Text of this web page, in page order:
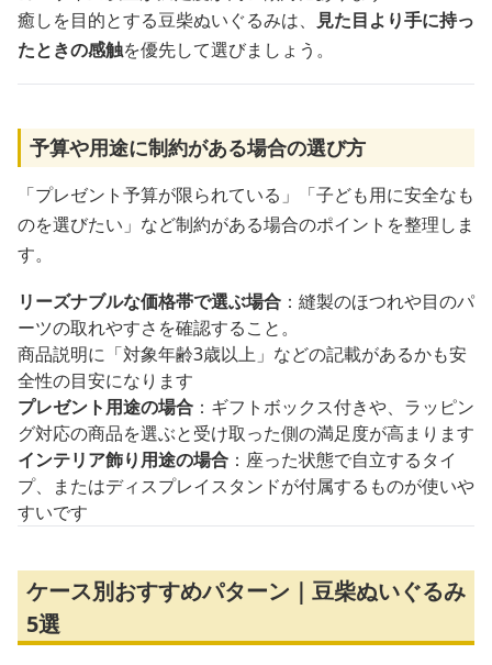
癒しを目的とする豆柴ぬいぐるみは、 見た目より手に持っ
たときの感触を優先して選びましょう。
予算や用途に制約がある場合の選び方
「プレゼント予算が限られている」「子ども用に安全なも
のを選びたい」など制約がある場合のポイントを整理しま
す。
リーズナブルな価格帯で選ぶ場合 ：縫製のほつれや目のパ
ーツの取れやすさを確認すること。
商品説明に「対象年齢3歳以上」などの記載があるかも安
全性の目安になります
プレゼント用途の場合 ：ギフトボックス付きや、ラッピン
グ対応の商品を選ぶと受け取った側の満足度が高まります
インテリア飾り用途の場合 ：座った状態で自立するタイ
プ、またはディスプレイスタンドが付属するものが使いや
すいです
ケース別おすすめパターン｜豆柴ぬいぐるみ
5選